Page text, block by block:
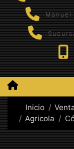
Manuel
Inicio
Agricola